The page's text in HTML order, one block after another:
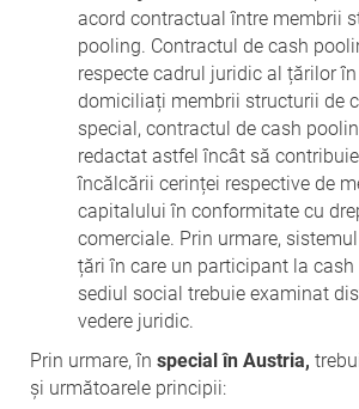
acord contractual între membrii
pooling. Contractul de cash
respecte cadrul juridic al țărilor
domiciliați membrii structurii de
special, contractul de cash
redactat astfel încât să
încălcării cerinței respective de
capitalului în conformitate cu
comerciale. Prin urmare,
țări în care un participant la
sediul social trebuie examinat
vedere juridic.
Prin urmare, în special în Austria,
și următoarele principii: